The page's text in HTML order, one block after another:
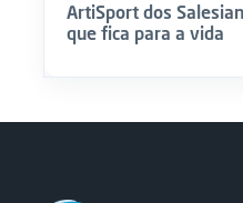
ArtiSport dos
que fica para a vida